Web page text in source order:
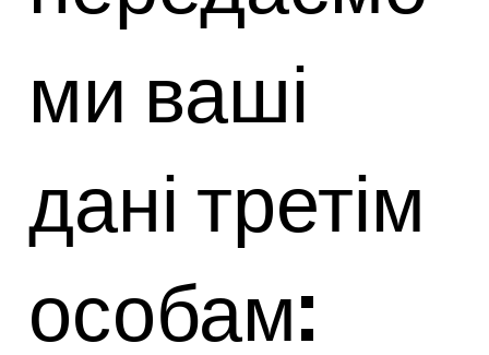
ми ваші
дані третім
особам: